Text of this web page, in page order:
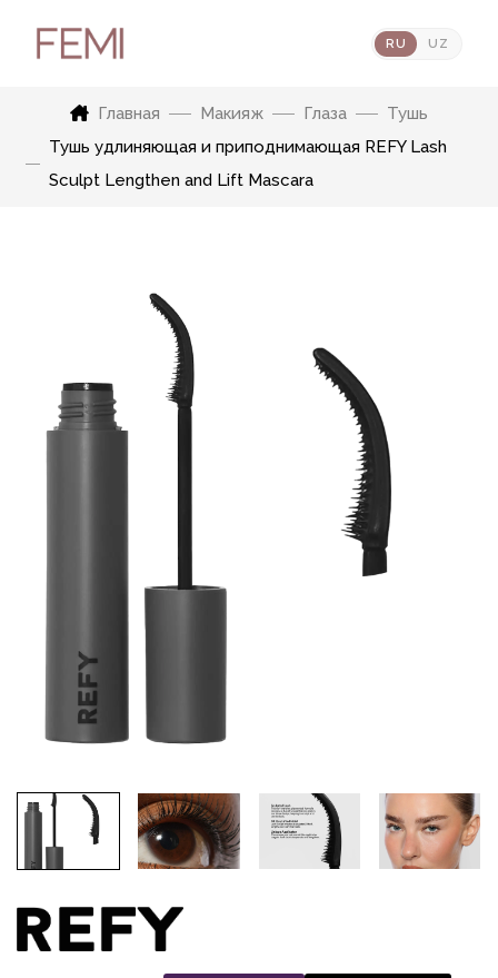
RU UZ
Главная Макияж Глаза
Тушь
Тушь удлиняющая и приподнимающая REFY Lash
Sculpt Lengthen and Lift Mascara